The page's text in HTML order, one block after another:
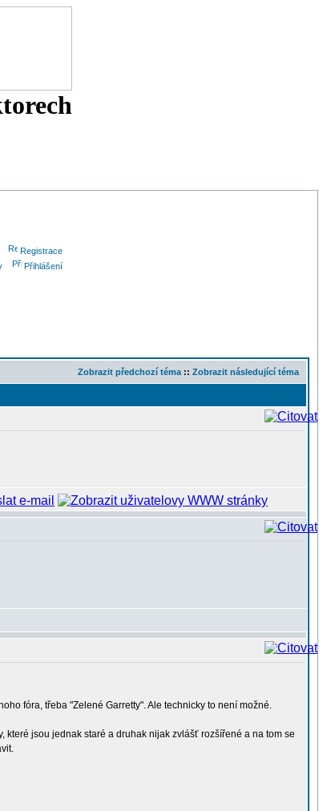
Registrace
Přihlášení
Zobrazit předchozí téma :: Zobrazit následující téma
fóra, třeba "Zelené Garretty". Ale technicky to není možné.
které jsou jednak staré a druhak nijak zvlášť rozšířené a na tom se